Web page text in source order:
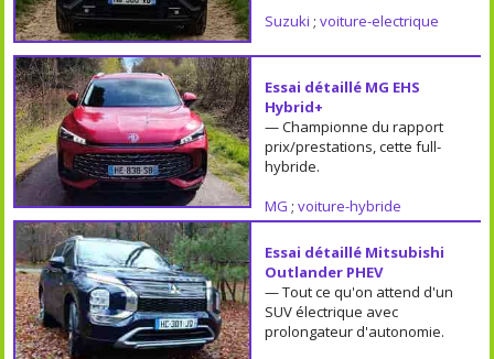
Suzuki ; voiture-electrique
Essai détaillé MG EHS
Hybrid+
— Championne du rapport
prix/prestations, cette full-
hybride.
MG ; voiture-hybride
Essai détaillé Mitsubishi
Outlander PHEV
— Tout ce qu'on attend d'un
SUV électrique avec
prolongateur d'autonomie.